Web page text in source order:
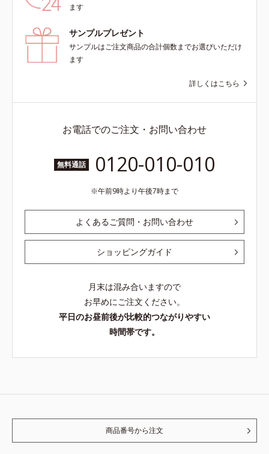
ます
サンプルプレゼント
サンプルはご注文商品の合計個数までお選びいただけ
ます
詳しくはこちら
お電話でのご注文・お問い合わせ
無料通話 0120-010-010
午前9時より午後7時まで
よくあるご質問・お問い合わせ
ショッピングガイド
月末は混み合いますので
お早めにご注文ください。
平日のお昼前後が比較的つながりやすい
時間帯です。
商品番号から注文